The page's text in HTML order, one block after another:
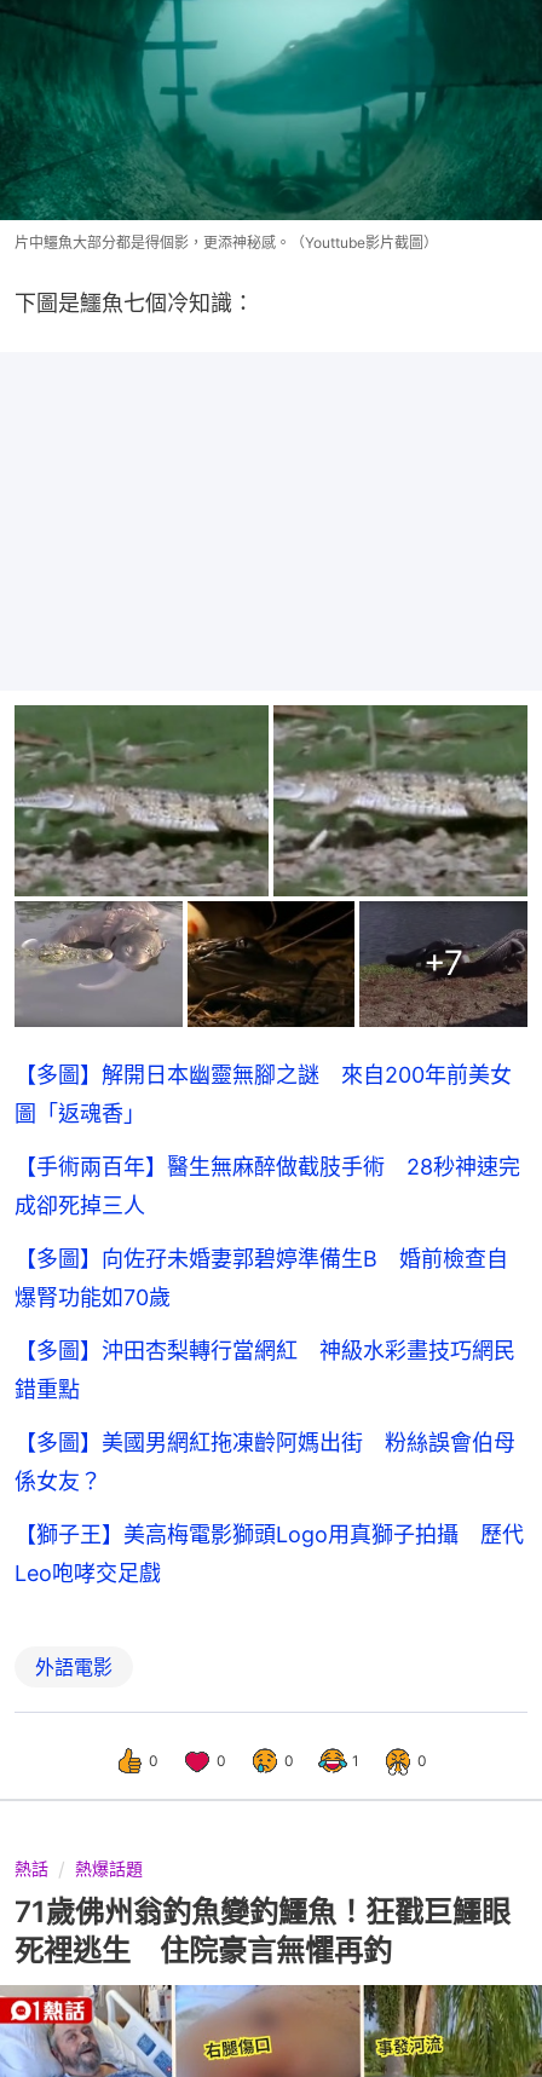
片中鱷魚大部分都是得個影，更添神秘感。（Youttube影片截圖）
下圖是鱷魚七個冷知識：
+7
【多圖】解開日本幽靈無腳之謎 來自200年前美女
圖「返魂香」
【手術兩百年】醫生無麻醉做截肢手術 28秒神速完
成卻死掉三人
【多圖】向佐孖未婚妻郭碧婷準備生B 婚前檢查自
爆腎功能如70歲
【多圖】沖田杏梨轉行當網紅 神級水彩畫技巧網民
錯重點
【多圖】美國男網紅拖凍齡阿媽出街 粉絲誤會伯母
係女友？
【獅子王】美高梅電影獅頭Logo用真獅子拍攝 歷代
Leo咆哮交足戲
外語電影
0 0 0 1 0
熱話 熱爆話題
71歲佛州翁釣魚變釣鱷魚！狂戳巨鱷眼
死裡逃生 住院豪言無懼再釣